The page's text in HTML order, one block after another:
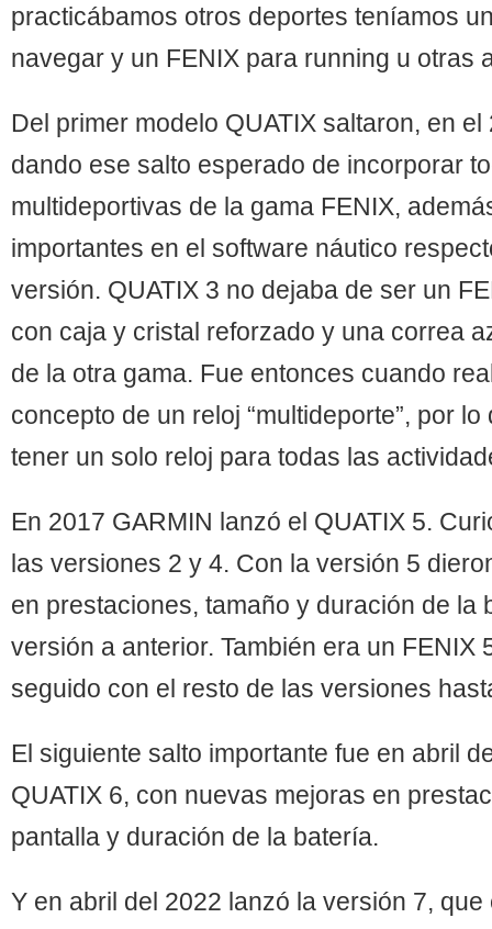
practicábamos otros deportes teníamos
navegar y un FENIX para running u otras
Del primer modelo QUATIX saltaron, en
dando ese salto esperado de incorporar
multideportivas de la gama FENIX,
importantes en el software náutico
versión. QUATIX 3 no dejaba de ser un
con caja y cristal reforzado y una correa
de la otra gama. Fue entonces cuando
concepto de un reloj “multideporte”, por
tener un solo reloj para todas las
En 2017 GARMIN lanzó el QUATIX 5.
las versiones 2 y 4. Con la versión 5
en prestaciones, tamaño y duración de la
versión a anterior. También era un FENIX
seguido con el resto de las versiones
El siguiente salto importante fue en abril
QUATIX 6, con nuevas mejoras en
pantalla y duración de la batería.
Y en abril del 2022 lanzó la versión 7,